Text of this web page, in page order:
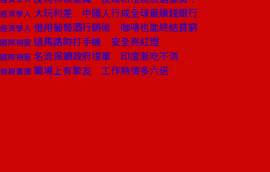
經濟學人 大玩利差 中國人行成全球最賺錢銀行
經濟學人 借用葡萄酒行銷術 咖啡也能終結貧窮
國際視窗 過馬路時打手機 安全亮紅燈
國際視窗 名流保鑣政府埋單 印度漸吃不消
商周書摘 職場上有摯友 工作熱情多六倍